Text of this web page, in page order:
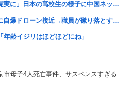
高校生の様子に中国ネット「青春」「うらやましい」
ン接近→職員が蹴り落とす→偶然起爆装置が壊れセーフ
齢イジリはほどほどにね」
市母子4人死亡事件、サスペンスすぎる